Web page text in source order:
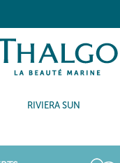
RIVIERA SUN